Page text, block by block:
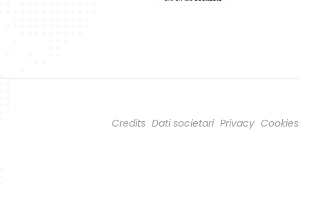
Credits Dati societari Privacy Cookies